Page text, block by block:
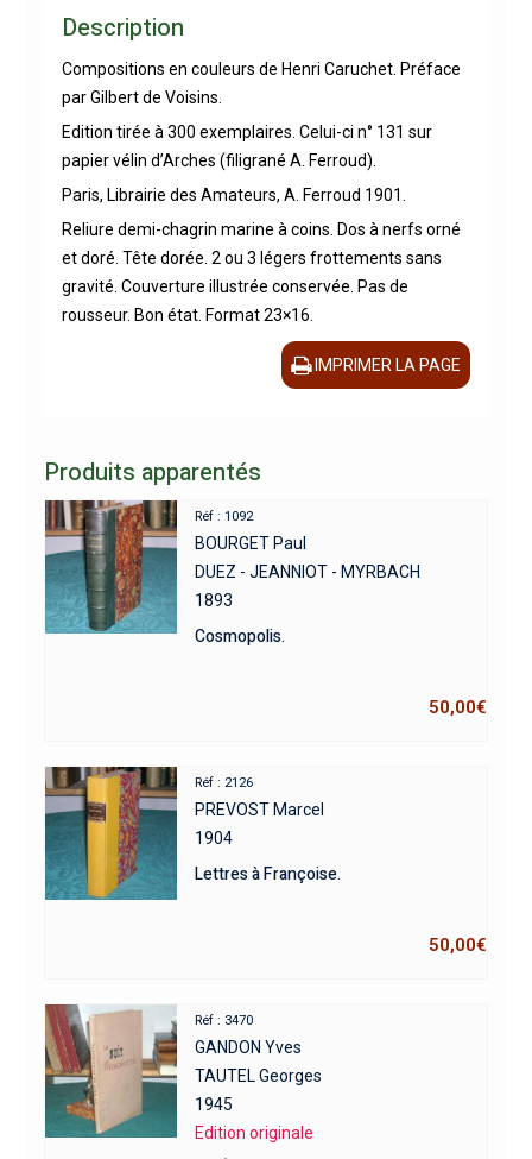
Description
Compositions en couleurs de Henri Caruchet. Préface
par Gilbert de Voisins.
Edition tirée à 300 exemplaires. Celui-ci n° 131 sur
papier vélin d’Arches (filigrané A. Ferroud).
Paris, Librairie des Amateurs, A. Ferroud 1901.
Reliure demi-chagrin marine à coins. Dos à nerfs orné
et doré. Tête dorée. 2 ou 3 légers frottements sans
gravité. Couverture illustrée conservée. Pas de
rousseur. Bon état. Format 23×16.
IMPRIMER LA PAGE
Produits apparentés
Réf : 1092
BOURGET Paul
DUEZ - JEANNIOT - MYRBACH
1893
Cosmopolis.
50,00€
Réf : 2126
PREVOST Marcel
1904
Lettres à Françoise.
50,00€
Réf : 3470
GANDON Yves
TAUTEL Georges
1945
Edition originale